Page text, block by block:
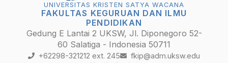
UNIVERSITAS KRISTEN SATYA WACANA
FAKULTAS KEGURUAN DAN ILMU
PENDIDIKAN
Gedung E Lantai 2 UKSW, Jl. Diponegoro 52-
60 Salatiga - Indonesia 50711
+62298-321212 ext. 245 fkip@adm.uksw.edu